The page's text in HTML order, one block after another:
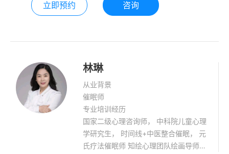
立即预约 咨询
林琳
从业背景
催眠师
专业培训经历
国家二级心理咨询师， 中科院儿童心理
学研究生， 时间线+中医整合催眠， 元
氏疗法催眠师 知绘心理团队绘画导师，